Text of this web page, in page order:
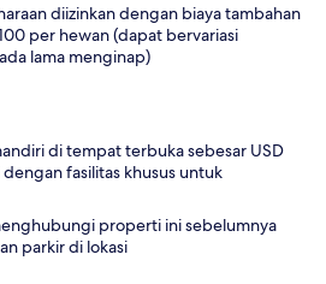
diizinkan dengan biaya tambahan
per hewan (dapat bervariasi
lama menginap)
di tempat terbuka sebesar USD
fasilitas khusus untuk
properti ini sebelumnya
parkir di lokasi